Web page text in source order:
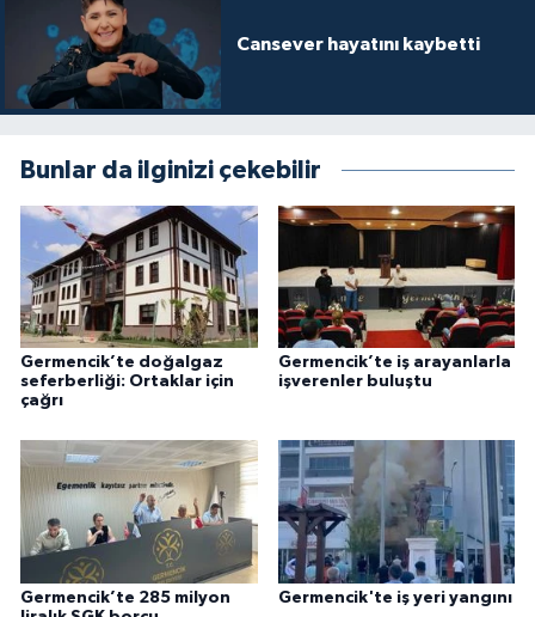
Cansever hayatını kaybetti
Bunlar da ilginizi çekebilir
Germencik’te doğalgaz
seferberliği: Ortaklar için
çağrı
Germencik’te iş arayanlarla
işverenler buluştu
Germencik’te 285 milyon
Germencik'te iş yeri yangını